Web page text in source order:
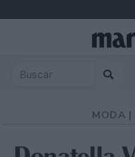
MODA |